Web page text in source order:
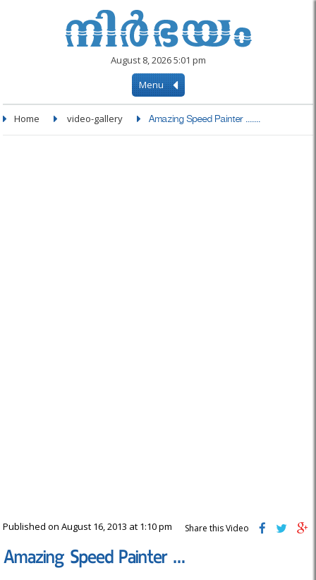
August 8, 2026 5:01 pm
Menu
Home video-gallery Amazing Speed Painter .......
Published on August 16, 2013 at 1:10 pm Share this Video
Amazing Speed Painter …